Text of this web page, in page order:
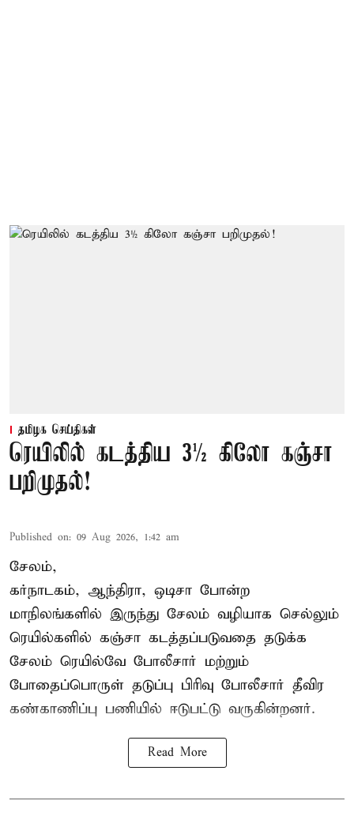
தமிழக செய்திகள்
ரெயிலில் கடத்திய 3½ கிலோ கஞ்சா
பறிமுதல்!
Published on: 09 Aug 2026, 1:42 am
சேலம்,
கர்நாடகம், ஆந்திரா, ஒடிசா போன்ற
மாநிலங்களில் இருந்து சேலம் வழியாக செல்லும்
ரெயில்களில் கஞ்சா கடத்தப்படுவதை தடுக்க
சேலம் ரெயில்வே போலீசார் மற்றும்
போதைப்பொருள் தடுப்பு பிரிவு போலீசார் தீவிர
கண்காணிப்பு பணியில் ஈடுபட்டு வருகின்றனர்.
Read More